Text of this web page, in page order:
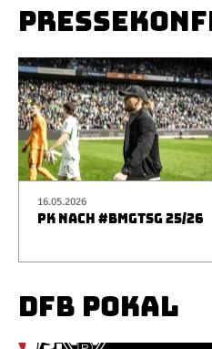
16.05.2026
PK NACH #BMGTSG 25/26
DFB POKAL